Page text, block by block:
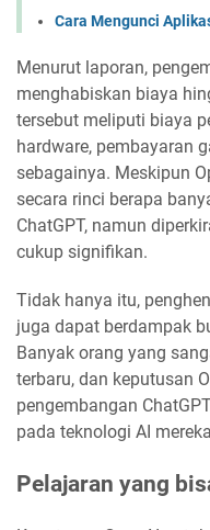
Cara Mengunci
Menurut laporan,
menghabiskan biaya
tersebut meliputi biaya
hardware, pembayaran
sebagainya. Meskipun
secara rinci berapa
ChatGPT, namun
cukup signifikan.
Tidak hanya itu,
juga dapat berdampak
Banyak orang yang
terbaru, dan keputusan
pengembangan
pada teknologi AI
Pelajaran yang